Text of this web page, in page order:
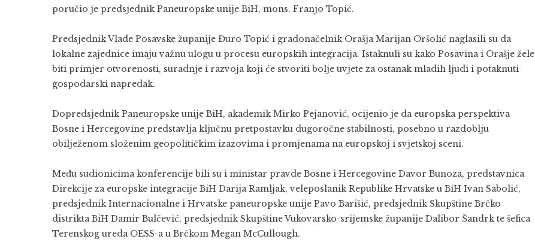
poručio je predsjednik Paneuropske unije BiH, mons. Franjo Topić.
Predsjednik Vlade Posavske županije Đuro Topić i gradonačelnik Orašja Marijan Oršolić naglasili su da
lokalne zajednice imaju važnu ulogu u procesu europskih integracija. Istaknuli su kako Posavina i Orašje žele
biti primjer otvorenosti, suradnje i razvoja koji će stvoriti bolje uvjete za ostanak mladih ljudi i potaknuti
gospodarski napredak.
Dopredsjednik Paneuropske unije BiH, akademik Mirko Pejanović, ocijenio je da europska perspektiva
Bosne i Hercegovine predstavlja ključnu pretpostavku dugoročne stabilnosti, posebno u razdoblju
obilježenom složenim geopolitičkim izazovima i promjenama na europskoj i svjetskoj sceni.
Među sudionicima konferencije bili su i ministar pravde Bosne i Hercegovine Davor Bunoza, predstavnica
Direkcije za europske integracije BiH Darija Ramljak, veleposlanik Republike Hrvatske u BiH Ivan Sabolić,
predsjednik Internacionalne i Hrvatske paneuropske unije Pavo Barišić, predsjednik Skupštine Brčko
distrikta BiH Damir Bulčević, predsjednik Skupštine Vukovarsko-srijemske županije Dalibor Šandrk te šefica
Terenskog ureda OESS-a u Brčkom Megan McCullough.